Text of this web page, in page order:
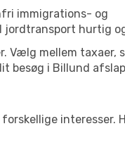
immigrations- og
hurtig
Vælg mellem taxaer,
besøg i Billund
interesser.